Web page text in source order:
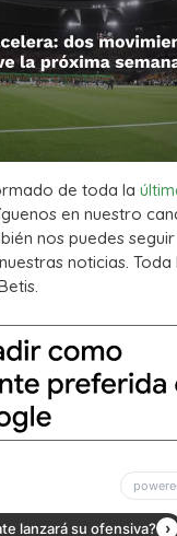
de toda la
en nuestro
nos puedes
noticias.